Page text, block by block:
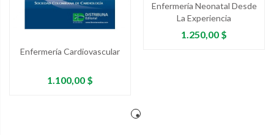
Enfermería Cardiovascular
Precio
1.100,00 $
Enfermería Neonatal Desde
La Experiencia
Precio
1.250,00 $